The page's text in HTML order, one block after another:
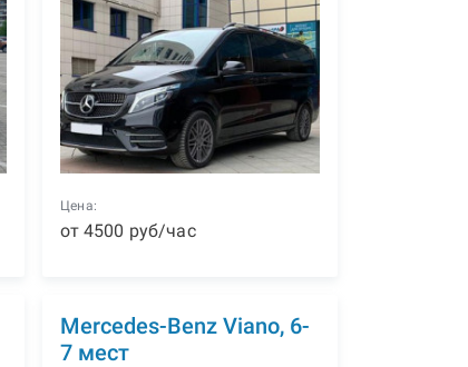
Цена:
от 4500 руб/час
Mercedes-Benz Viano, 6-
7 мест